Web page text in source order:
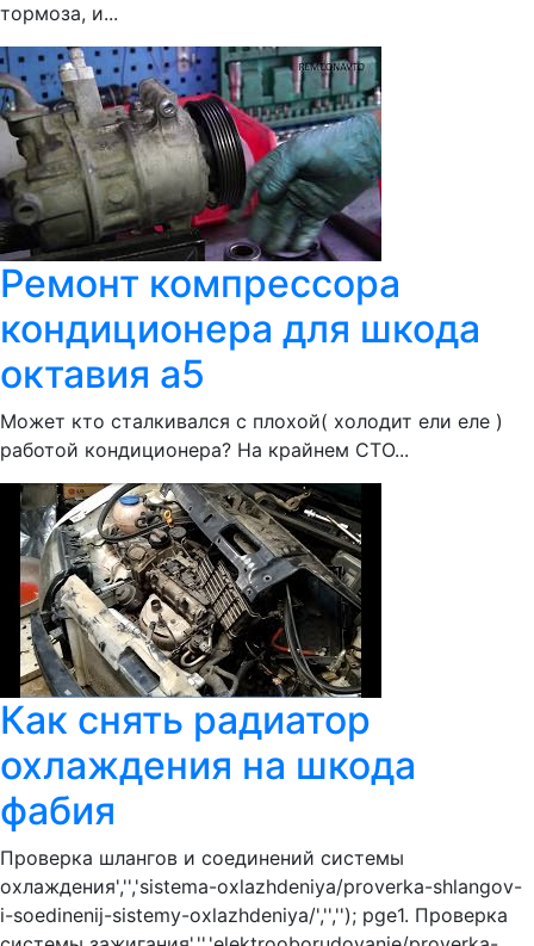
тормоза, и...
Ремонт компрессора
кондиционера для шкода
октавия а5
Может кто сталкивался с плохой( холодит ели еле )
работой кондиционера? На крайнем СТО...
Как снять радиатор
охлаждения на шкода
фабия
Проверка шлангов и соединений системы
охлаждения','','sistema-oxlazhdeniya/proverka-shlangov-
i-soedinenij-sistemy-oxlazhdeniya/','',''); pge1. Проверка